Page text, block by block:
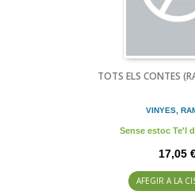
TOTS ELS CONTES
VINYES,
Sense estoc Te'l
17,05
AFEGIR A LA